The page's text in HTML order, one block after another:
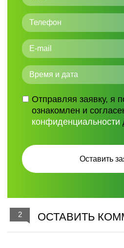
Отправляя заявку, я
ознакомлен и
конфиденциальности
2 ОСТАВИТЬ